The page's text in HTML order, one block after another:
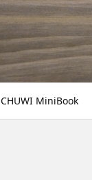
CHUWI MiniBook